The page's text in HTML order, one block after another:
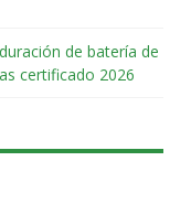
de batería de
certificado 2026